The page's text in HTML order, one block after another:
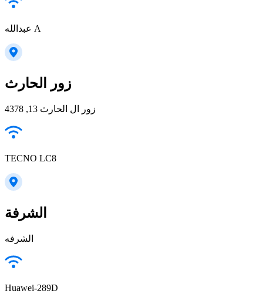
عبدالله A
زور الحارث
زور ال الحارث 13, 4378
TECNO LC8
الشرفة
الشرفه
Huawei-289D